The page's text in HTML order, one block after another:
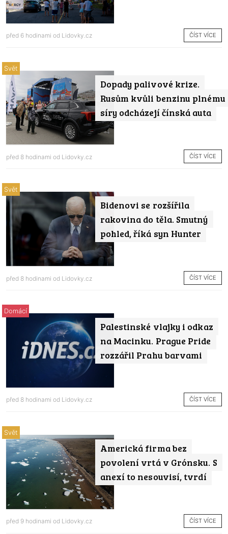
před 6 hodinami od Lidovky.cz ČÍST VÍCE
Dopady palivové krize.
Rusům kvůli benzinu plnému
síry odcházejí čínská auta
Svět
před 8 hodinami od Lidovky.cz ČÍST VÍCE
Bidenovi se rozšířila
rakovina do těla. Smutný
pohled, říká syn Hunter
Svět
před 8 hodinami od Lidovky.cz ČÍST VÍCE
Palestinské vlajky i odkaz
na Macinku. Prague Pride
rozzářil Prahu barvami
Domácí
před 8 hodinami od Lidovky.cz ČÍST VÍCE
Americká firma bez
povolení vrtá v Grónsku. S
anexí to nesouvisí, tvrdí
Svět
před 9 hodinami od Lidovky.cz ČÍST VÍCE